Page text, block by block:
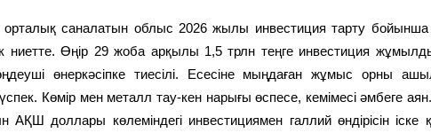
орталық саналатын облыс 2026 жылы инвестиция тарту
ниетте. Өңір 29 жоба арқылы 1,5 трлн теңге инвестиция
өнеркәсіпке тиесілі. Есесіне мыңдаған жұмыс орны
Көмір мен металл тау-кен нарығы өспесе, кемімесі әмбеге
АҚШ доллары көлеміндегі инвестициямен галлий өндірісін іске